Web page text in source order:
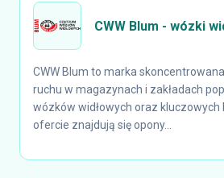
CWW Blum - wózki
CWW Blum to marka
ruchu w magazynach i zakładach
wózków widłowych oraz kluczowych
ofercie znajdują się opony...